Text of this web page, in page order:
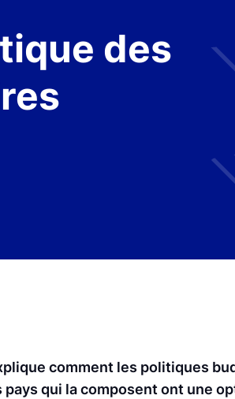
des
comment les politiques
qui la composent ont une